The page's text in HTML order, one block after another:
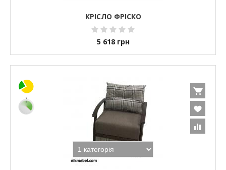
КРІСЛО ФРІСКО
5 618 грн